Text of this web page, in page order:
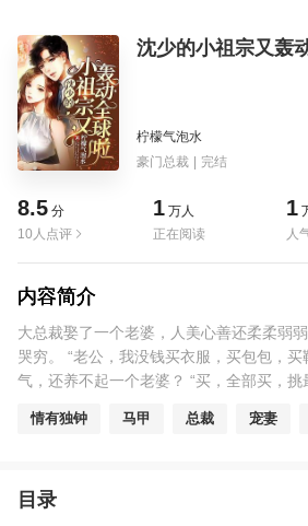
沈少的小祖宗又轰
柠檬气泡水
豪门总裁 | 完结
8.5 分
10人点评
1 万人
正在阅读
1
人
内容简介
大总裁娶了一个老婆，人美心善还柔柔弱
哭穷。 “老公，我没钱买衣服，买包包，买
气，还养不起一个老婆？ “买，全部买，
他天天哭穷的老婆！ 以为娶了个穷媳妇，
情有独钟 马甲 总裁 宠妻
目录